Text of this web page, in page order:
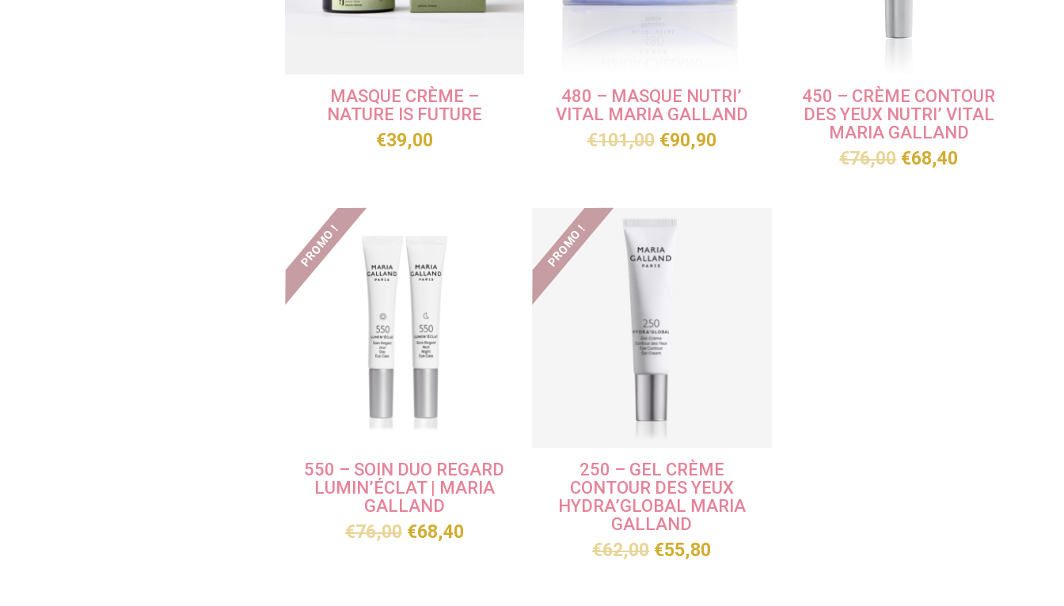
MASQUE CRÈME –
NATURE IS FUTURE
€39,00
480 – MASQUE NUTRI’
VITAL MARIA GALLAND
€101,00 €90,90
450 – CRÈME CONTOUR
DES YEUX NUTRI’ VITAL
MARIA GALLAND
€76,00 €68,40
PROMO !
550 – SOIN DUO REGARD
LUMIN’ÉCLAT | MARIA
GALLAND
€76,00 €68,40
PROMO !
250 – GEL CRÈME
CONTOUR DES YEUX
HYDRA’GLOBAL MARIA
GALLAND
€62,00 €55,80